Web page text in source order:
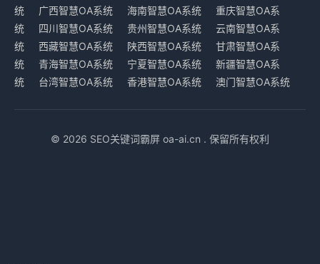
统
广西智慧OA系统 海南智慧OA系统
重庆智慧OA系
统
四川智慧OA系统 贵州智慧OA系统
云南智慧OA系
统
西藏智慧OA系统 陕西智慧OA系统
甘肃智慧OA系
统
青海智慧OA系统 宁夏智慧OA系统
新疆智慧OA系
统
台湾智慧OA系统 香港智慧OA系统 澳门智慧OA系统
© 2026 SEO关键词霸屏 oa-ai.cn . 保留所有权利